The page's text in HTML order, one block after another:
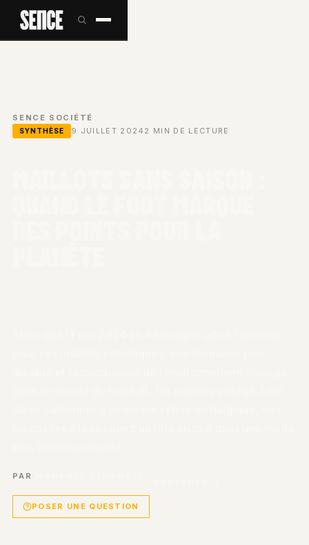
SENCE SOCIÉTÉ
SYNTHÈSE 9 JUILLET 2024 2 MIN DE LECTURE
PAR
POSER UNE QUESTION